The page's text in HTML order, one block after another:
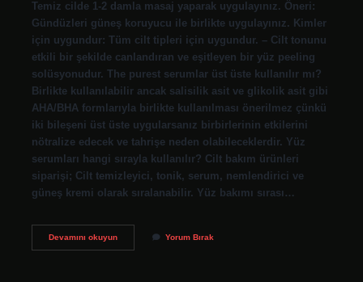
Temiz cilde 1-2 damla masaj yaparak uygulayınız. Öneri:
Gündüzleri güneş koruyucu ile birlikte uygulayınız. Kimler
için uygundur: Tüm cilt tipleri için uygundur. – Cilt tonunu
etkili bir şekilde canlandıran ve eşitleyen bir yüz peeling
solüsyonudur. The purest serumlar üst üste kullanılır mı?
Birlikte kullanılabilir ancak salisilik asit ve glikolik asit gibi
AHA/BHA formlarıyla birlikte kullanılması önerilmez çünkü
iki bileşeni üst üste uygularsanız birbirlerinin etkilerini
nötralize edecek ve tahrişe neden olabileceklerdir. Yüz
serumları hangi sırayla kullanılır? Cilt bakım ürünleri
siparişi; Cilt temizleyici, tonik, serum, nemlendirici ve
güneş kremi olarak sıralanabilir. Yüz bakımı sırası…
Devamını okuyunThe
Yorum Bırak